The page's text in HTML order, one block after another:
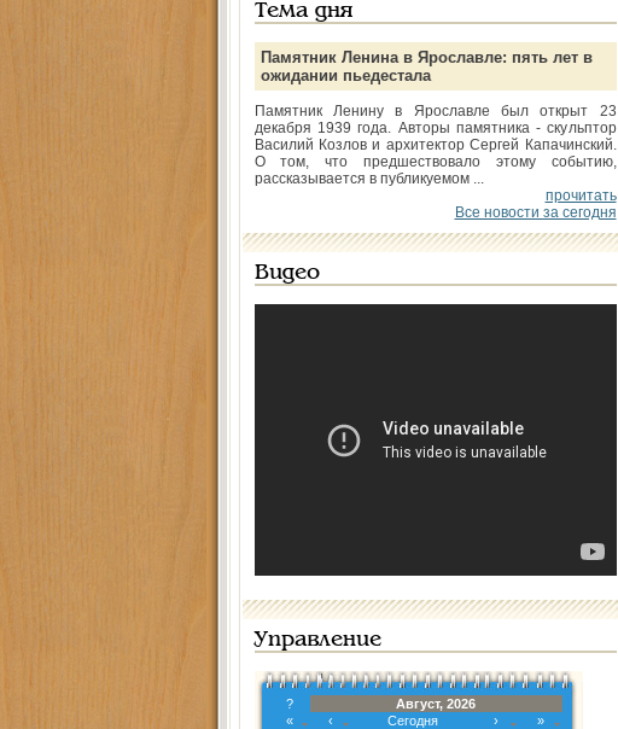
Тема дня
Памятник Ленина в Ярославле: пять лет в
ожидании пьедестала
Памятник Ленину в Ярославле был открыт 23
декабря 1939 года. Авторы памятника - скульптор
Василий Козлов и архитектор Сергей Капачинский.
О том, что предшествовало этому событию,
рассказывается в публикуемом ...
прочитать
Все новости за сегодня
Видео
Управление
?
Август, 2026
«
‹ Сегодня ›
»